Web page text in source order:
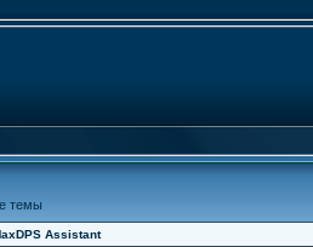
темы
Assistant